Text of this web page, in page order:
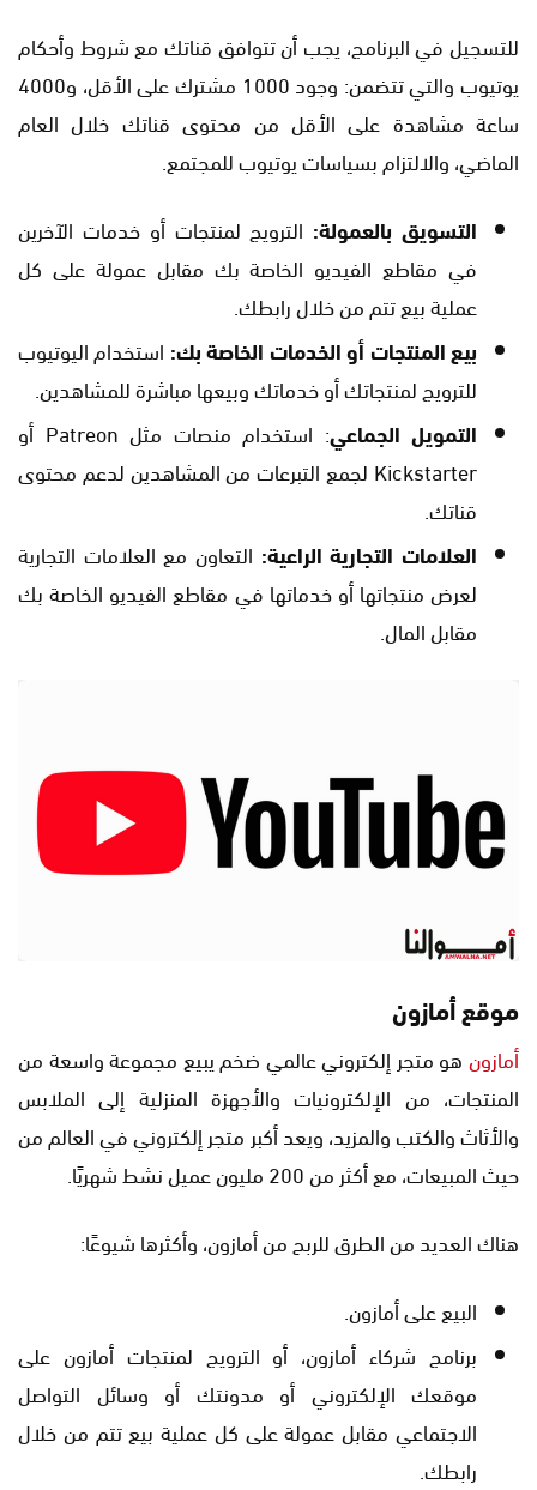
للتسجيل في البرنامج، يجب أن تتوافق قناتك مع شروط وأحكام
يوتيوب والتي تتضمن: وجود 1000 مشترك على الأقل، و4000
ساعة مشاهدة على الأقل من محتوى قناتك خلال العام
الماضي، والالتزام بسياسات يوتيوب للمجتمع.
التسويق بالعمولة: الترويج لمنتجات أو خدمات الآخرين
في مقاطع الفيديو الخاصة بك مقابل عمولة على كل
عملية بيع تتم من خلال رابطك.
بيع المنتجات أو الخدمات الخاصة بك: استخدام اليوتيوب
للترويج لمنتجاتك أو خدماتك وبيعها مباشرة للمشاهدين.
التمويل الجماعي
: استخدام منصات مثل Patreon أو
Kickstarter لجمع التبرعات من المشاهدين لدعم محتوى
قناتك.
العلامات التجارية الراعية: التعاون مع العلامات التجارية
لعرض منتجاتها أو خدماتها في مقاطع الفيديو الخاصة بك
مقابل المال.
موقع أمازون
أمازونهو متجر إلكتروني عالمي ضخم يبيع مجموعة واسعة من
المنتجات، من الإلكترونيات والأجهزة المنزلية إلى الملابس
والأثاث والكتب والمزيد، ويعد أكبر متجر إلكتروني في العالم من
حيث المبيعات، مع أكثر من 200 مليون عميل نشط شهريًا.
هناك العديد من الطرق للربح من أمازون، وأكثرها شيوعًا:
البيع على أمازون.
برنامج شركاء أمازون، أو الترويج لمنتجات أمازون على
موقعك الإلكتروني أو مدونتك أو وسائل التواصل
الاجتماعي مقابل عمولة على كل عملية بيع تتم من خلال
رابطك.